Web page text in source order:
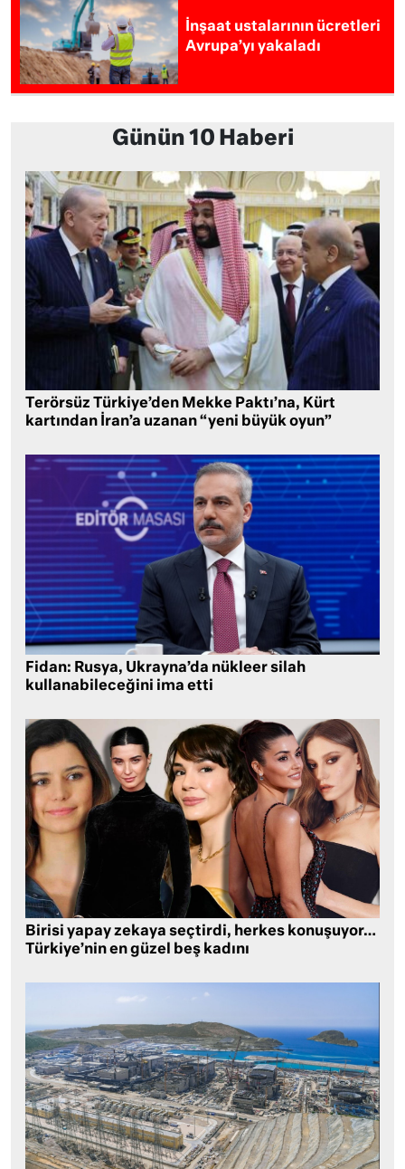
İnşaat ustalarının ücretleri
Avrupa’yı yakaladı
Günün 10 Haberi
Terörsüz Türkiye’den Mekke Paktı’na, Kürt
kartından İran’a uzanan “yeni büyük oyun”
Fidan: Rusya, Ukrayna’da nükleer silah
kullanabileceğini ima etti
Birisi yapay zekaya seçtirdi, herkes konuşuyor…
Türkiye’nin en güzel beş kadını